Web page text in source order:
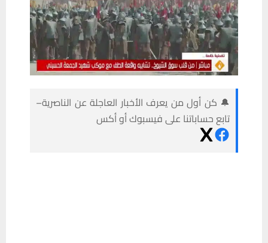
🔔 كن أول من يعرف الأخبار العاجلة عن الناصرية–
تابع حساباتنا على فيسبوك أو أكس